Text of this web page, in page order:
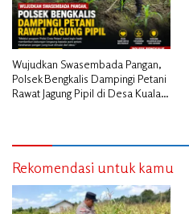
Wujudkan Swasembada Pangan,
Polsek Bengkalis Dampingi Petani
Rawat Jagung Pipil di Desa Kuala
Rekomendasi untuk kamu